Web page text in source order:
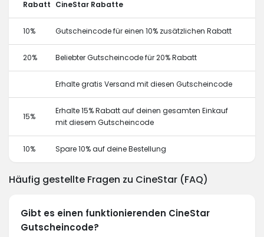
Rabatt CineStar Rabatte
10% Gutscheincode für einen 10% zusätzlichen Rabatt
20% Beliebter Gutscheincode für 20% Rabatt
Erhalte gratis Versand mit diesen Gutscheincode
15%
Erhalte 15% Rabatt auf deinen gesamten Einkauf
mit diesem Gutscheincode
10% Spare 10% auf deine Bestellung
Häufig gestellte Fragen zu CineStar (FAQ)
Gibt es einen funktionierenden CineStar
Gutscheincode?